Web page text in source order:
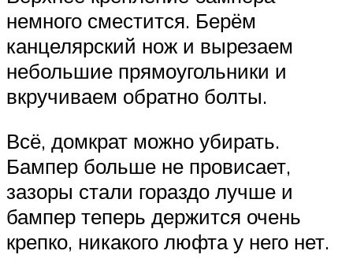
немного сместится. Берём
канцелярский нож и вырезаем
небольшие прямоугольники и
вкручиваем обратно болты.
Всё, домкрат можно убирать.
Бампер больше не провисает,
зазоры стали гораздо лучше и
бампер теперь держится очень
крепко, никакого люфта у него нет.